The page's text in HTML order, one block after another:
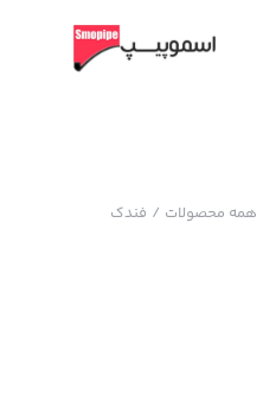
همه محصولات / فندک